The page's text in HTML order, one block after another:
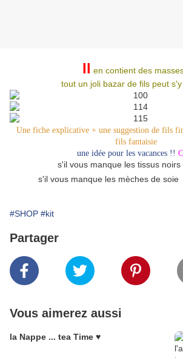
Il en contient des
tout un joli bazar de fils peut
Une fiche explicative + une suggestion de fils
fils fantaisie
une idée pour les vacances !!
s'il vous manque les tissus noirs
s'il vous manque les mèches de soie
#SHOP #kit
Partager
Vous aimerez aussi
la Nappe ... tea Time ♥